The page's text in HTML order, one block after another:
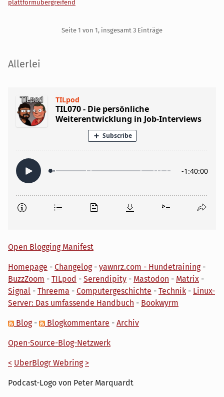
plattformübergreifend
Seite 1 von 1, insgesamt 3 Einträge
Seitenleiste
Allerlei
Open Blogging Manifest
Homepage - Changelog- yawnrz.com - Hundetraining-
BuzzZoom - TILpod - Serendipity - Mastodon - Matrix -
Signal - Threema - Computergeschichte - Technik - Linux-
Server: Das umfassende Handbuch - Bookwyrm
Blog- Blogkommentare - Archiv
Open-Source-Blog-Netzwerk
< UberBlogr Webring >
Podcast-Logo von Peter Marquardt